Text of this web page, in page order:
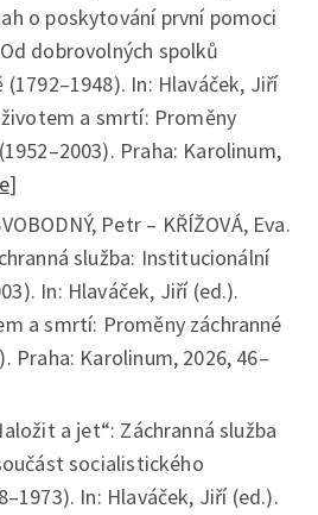
o poskytování první pomoci
dobrovolných spolků
(1792–1948). In: Hlaváček, Jiří
a smrtí: Proměny
Praha: Karolinum,
]
Petr – KŘÍŽOVÁ, Eva.
služba: Institucionální
In: Hlaváček, Jiří (ed.).
a smrtí: Proměny záchranné
Praha: Karolinum, 2026, 46–
a jet“: Záchranná služba
socialistického
In: Hlaváček, Jiří (ed.).